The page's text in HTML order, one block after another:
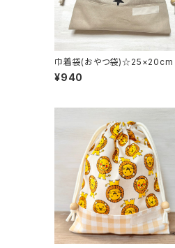
巾着袋(おやつ袋)☆25×20cm
ージュ【シンプルスター柄】
｜通園通学用のかわいい巾着袋
¥940